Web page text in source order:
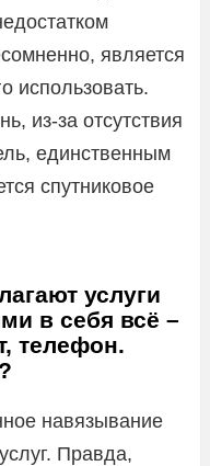
является
использовать.
из-за отсутствия
единственным
спутниковое
услуги
в себя всё –
телефон.
навязывание
Правда,